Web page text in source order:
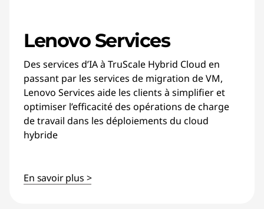
Lenovo Services
Des services d’IA à TruScale Hybrid Cloud en
passant par les services de migration de VM,
Lenovo Services aide les clients à simplifier et
optimiser l’efficacité des opérations de charge
de travail dans les déploiements du cloud
hybride
En savoir plus >